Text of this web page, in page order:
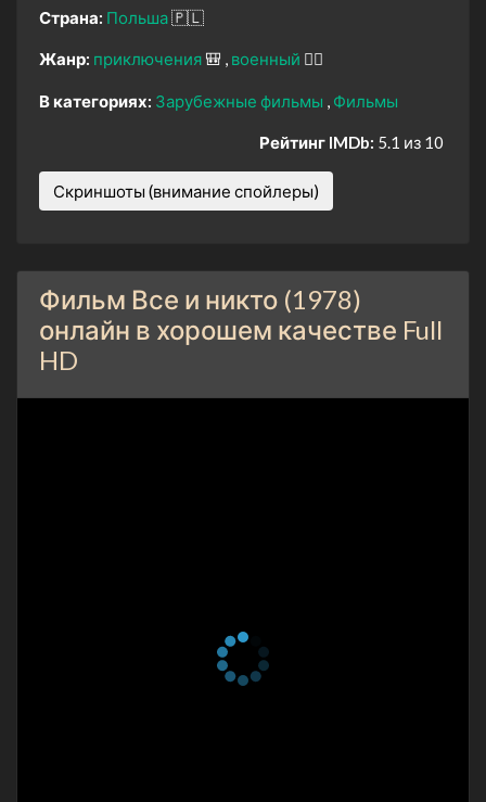
Страна: Польша🇵🇱
Жанр: приключения 🎒 военный 👨‍✈️
В категориях: Зарубежные фильмы Фильмы
Рейтинг IMDb: 5.1 из 10
Скриншоты (внимание спойлеры)
Фильм Все и никто (1978)
онлайн в хорошем качестве Full
HD